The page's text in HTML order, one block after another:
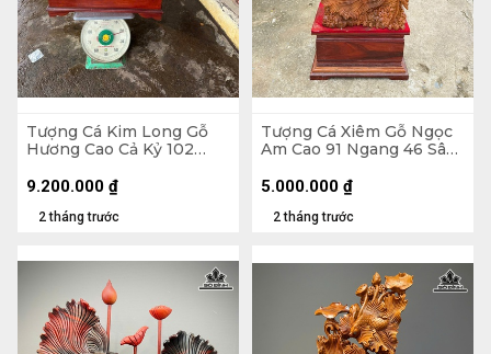
Tượng Cá Kim Long Gỗ
Hương Cao Cả Kỷ 102
Kỷ Cao 20
2 tháng trước
9.200.000 ₫
Tượng Cá Xiêm Gỗ Ngọc
Am Cao 91 Ngang 46 Sâu
2 tháng trước
5.000.000 ₫